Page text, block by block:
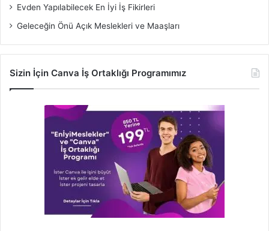
Evden Yapılabilecek En İyi İş Fikirleri
Geleceğin Önü Açık Meslekleri ve Maaşları
Sizin İçin Canva İş Ortaklığı Programımız